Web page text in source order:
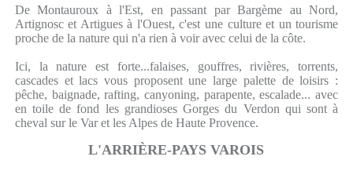
De Montauroux à l'Est, en passant par Bargème au Nord,
Artignosc et Artigues à l'Ouest, c'est une culture et un tourisme
proche de la nature qui n'a rien à voir avec celui de la côte.
Ici, la nature est forte...falaises, gouffres, rivières, torrents,
cascades et lacs vous proposent une large palette de loisirs :
pêche, baignade, rafting, canyoning, parapente, escalade... avec
en toile de fond les grandioses Gorges du Verdon qui sont à
cheval sur le Var et les Alpes de Haute Provence.
L'ARRIÈRE-PAYS VAROIS